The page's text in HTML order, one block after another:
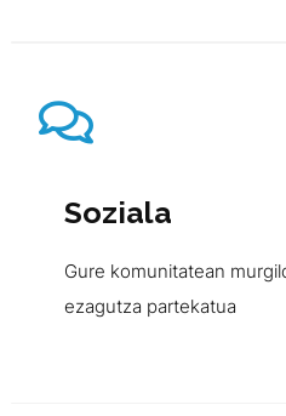
Soziala
Gure komunitatean
ezagutza partekatua